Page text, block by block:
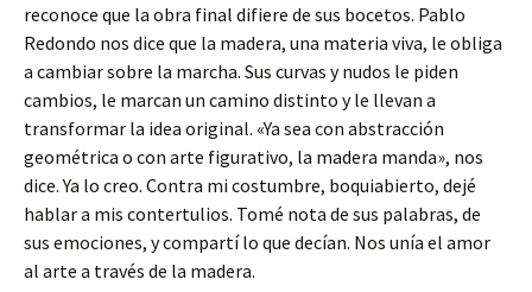
reconoce que la obra final difiere de sus bocetos. Pablo
Redondo nos dice que la madera, una materia viva, le obliga
a cambiar sobre la marcha. Sus curvas y nudos le piden
cambios, le marcan un camino distinto y le llevan a
transformar la idea original. «Ya sea con abstracción
geométrica o con arte figurativo, la madera manda», nos
dice. Ya lo creo. Contra mi costumbre, boquiabierto, dejé
hablar a mis contertulios. Tomé nota de sus palabras, de
sus emociones, y compartí lo que decían. Nos unía el amor
al arte a través de la madera.